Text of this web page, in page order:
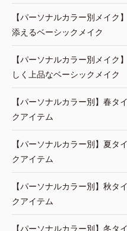
【パーソナルカラー別メイク
添えるベーシックメイク
【パーソナルカラー別メイ
しく上品なベーシックメイク
【パーソナルカラー別】春タ
クアイテム
【パーソナルカラー別】夏タ
クアイテム
【パーソナルカラー別】秋タ
クアイテム
【パーソナルカラー別】冬タ